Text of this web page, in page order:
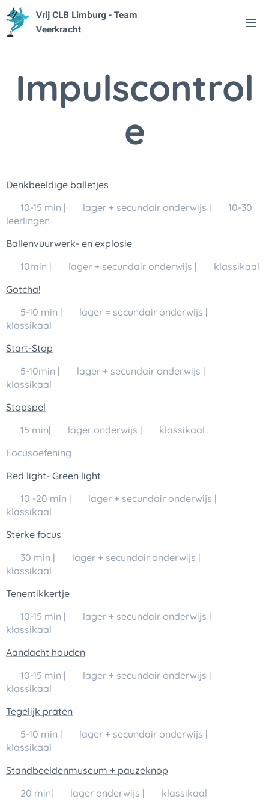
Vrij CLB Limburg - Team
Veerkracht
Impulscontrol
e
Denkbeeldige balletjes
🕒 10-15 min | 👥 lager + secundair onderwijs | 💬 10-30
leerlingen
Ballenvuurwerk- en explosie
🕒 10min | 👥 lager + secundair onderwijs | 💬 klassikaal
Gotcha!
🕒 5-10 min | 👥 lager = secundair onderwijs | 💬
klassikaal
Start-Stop
🕒 5-10min | 👥 lager + secundair onderwijs | 💬
klassikaal
Stopspel
🕒 15 min| 👥 lager onderwijs | 💬 klassikaal
Focusoefening
Red light- Green light
🕒 10 -20 min | 👥 lager + secundair onderwijs | 💬
klassikaal
Sterke focus
🕒 30 min | 👥 lager + secundair onderwijs | 💬
klassikaal
Tenentikkertje
🕒 10-15 min | 👥 lager + secundair onderwijs | 💬
klassikaal
Aandacht houden
🕒 10-15 min | 👥 lager + secundair onderwijs | 💬
klassikaal
Tegelijk praten
🕒 5-10 min | 👥 lager + secundair onderwijs | 💬
klassikaal
Standbeeldenmuseum + pauzeknop
🕒 20 min| 👥 lager onderwijs | 💬 klassikaal